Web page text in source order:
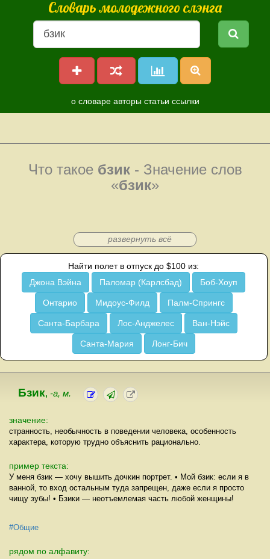
Словарь молодежного слэнга
о словаре авторы статьи ссылки
Что такое бзик- Значение слов
«бзик»
развернуть всё
Найти полет в отпуск до $100 из:
Джона Вэйна
Паломар (Карлсбад) Боб-Хоуп
Онтарио Мидоус-Филд Палм-Спрингс
Санта-Барбара Лос-Анджелес Ван-Нэйс
Санта-Мария Лонг-Бич
Бзик, -а, м.
значение:
странность, необычность в поведении человека, особенность
характера, которую трудно объяснить рационально.
пример текста:
У меня бзик — хочу вышить дочкин портрет. • Мой бзик: если я в
ванной, то вход остальным туда запрещен, даже если я просто
чищу зубы! • Бзики — неотъемлемая часть любой женщины!
#Общие
рядом по алфавиту: